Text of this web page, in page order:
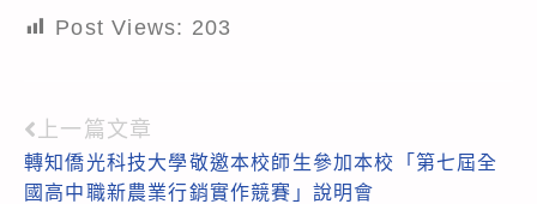
Post Views: 203
Read
more
上一篇文章
轉知僑光科技大學敬邀本校師生參加本校「第七屆全
國高中職新農業行銷實作競賽」說明會